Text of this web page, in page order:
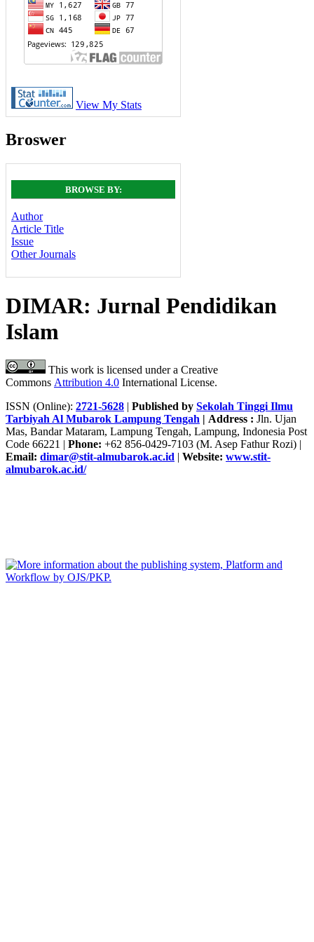
View My Stats
Broswer
BROWSE BY:
Author
Article Title
Issue
Other Journals
DIMAR: Jurnal Pendidikan
Islam
This work is licensed under a Creative
Commons Attribution 4.0 International License.
ISSN (Online): 2721-5628 | Published by Sekolah Tinggi Ilmu
Tarbiyah Al Mubarok Lampung Tengah | Address : Jln. Ujan
Mas, Bandar Mataram, Lampung Tengah, Lampung, Indonesia Post
Code 66221 | Phone: +62 856-0429-7103 (M. Asep Fathur Rozi) |
Email: dimar@stit-almubarok.ac.id | Website: www.stit-
almubarok.ac.id/